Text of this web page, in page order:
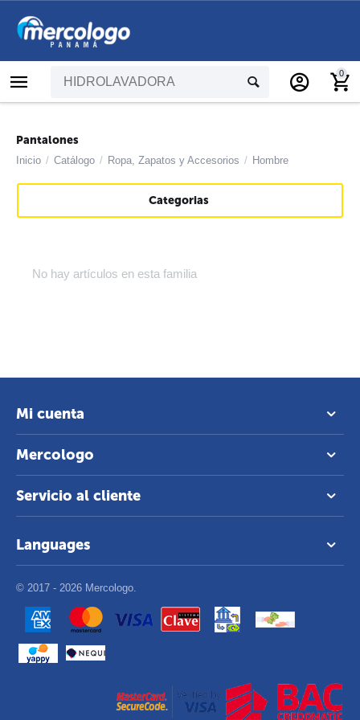
0
Pantalones
Inicio / Catálogo / Ropa, Zapatos y Accesorios / Hombre
Categorias
No hay artículos en esta familia
Mi cuenta
Mercologo
Servicio al cliente
Languages
© 2017 - 2026 Mercologo.